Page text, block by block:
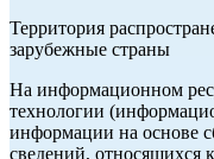
Территория
зарубежные страны
На информационном
технологии
информации на основе
сведений, относящихся